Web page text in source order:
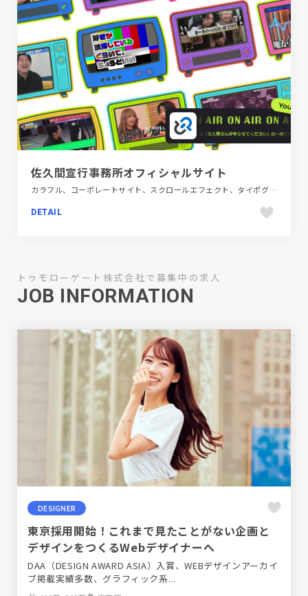
佐久間宣行事務所オフィシャルサイト
カラフル、コーポレートサイト、スクロールエフェクト、タイポグラフィー、テレビ・アニメ・映画・芸能、ポップ
DETAIL
トゥモローゲート株式会社で募集中の求人
JOB INFORMATION
DESIGNER
東京採用開始！これまで見たことがない企画と
デザインをつくるWebデザイナーへ
DAA（DESIGN AWARD ASIA）入賞、WEBデザインアーカイ
ブ掲載実績多数、グラフィック系...